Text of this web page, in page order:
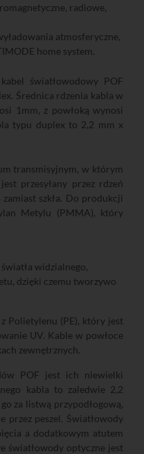
radiowe,
atmosferyczne,
home system.
światłowodowy POF
Średnica rdzenia kabla w
1mm, z powłoką wynosi
typu duplex to 2,2 mm x
transmisyjnym, w którym
przesyłany przez rdzeń
szkła. Do produkcji
Metylu (PMMA), który
widzialnego,
dzięki czemu tworzywo
Polietylenu (PE), który jest
UV. Kable w powłoce
zewnętrznych.
POF jest ich niewielki
kabla to zaledwie 2,2
za listwą przypodłogową,
przez peszel. Światłowody
a dodatkowym atutem
światłowody optyczne jest